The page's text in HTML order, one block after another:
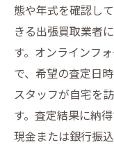
店舗訪問
出張買取
自宅で査定
取サービス
プライバ
郡山市栄
態や年式を確認し
きる出張買取業者
す。オンラインフ
で、希望の査定日
スタッフが自宅を
す。査定結果に納
現金または銀行振